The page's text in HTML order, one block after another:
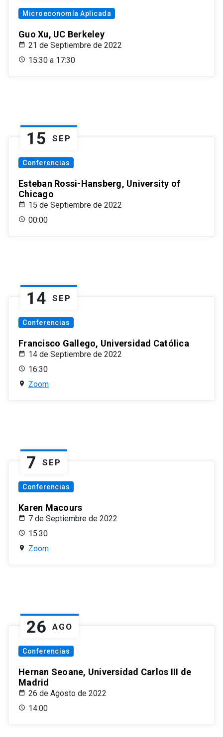
Microeconomía Aplicada
Guo Xu, UC Berkeley
21 de Septiembre de 2022
15:30 a 17:30
15 SEP
Conferencias
Esteban Rossi-Hansberg, University of
Chicago
15 de Septiembre de 2022
00:00
14 SEP
Conferencias
Francisco Gallego, Universidad Católica
14 de Septiembre de 2022
16:30
Zoom
7 SEP
Conferencias
Karen Macours
7 de Septiembre de 2022
15:30
Zoom
26 AGO
Conferencias
Hernan Seoane, Universidad Carlos III de
Madrid
26 de Agosto de 2022
14:00